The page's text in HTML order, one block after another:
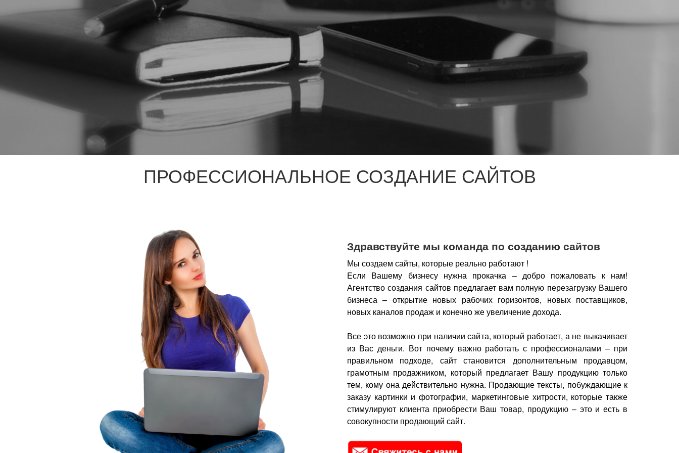
ПРОФЕССИОНАЛЬНОЕ СОЗДАНИЕ САЙТОВ
Здравствуйте мы команда по созданию сайтов
Мы создаем сайты, которые реально работают !
Если Вашему бизнесу нужна прокачка – добро пожаловать к нам!
Агентство создания сайтов предлагает вам полную перезагрузку Вашего
бизнеса – открытие новых рабочих горизонтов, новых поставщиков,
новых каналов продаж и конечно же увеличение дохода.
Все это возможно при наличии сайта, который работает, а не выкачивает
из Вас деньги. Вот почему важно работать с профессионалами – при
правильном подходе, сайт становится дополнительным продавцом,
грамотным продажником, который предлагает Вашу продукцию только
тем, кому она действительно нужна. Продающие тексты, побуждающие к
заказу картинки и фотографии, маркетинговые хитрости, которые также
стимулируют клиента приобрести Ваш товар, продукцию – это и есть в
совокупности продающий сайт.